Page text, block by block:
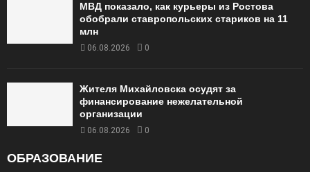
МВД показало, как курьеры из Ростова
обобрали ставропольских стариков на 11
млн
06.08.2026 0
Жителя Михайловска осудят за
финансирование нежелательной
организации
06.08.2026 0
ОБРАЗОВАНИЕ